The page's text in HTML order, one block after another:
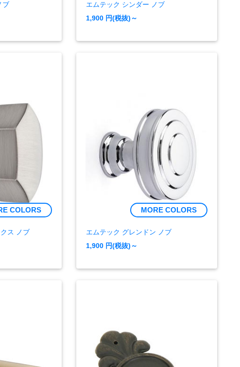
ブ
エムテック シンダー ノブ
1,900 円(税抜)～
COLORS
ス ノブ
MORE COLORS
エムテック グレンドン ノブ
1,900 円(税抜)～